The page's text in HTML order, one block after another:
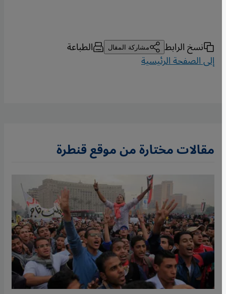
نسخ الرابط مشاركة المقال الطباعة
إلى الصفحة الرئيسية
مقالات مختارة من موقع قنطرة